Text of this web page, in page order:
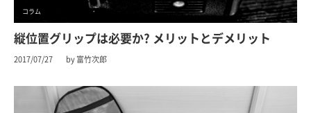
コラム
縦位置グリップは必要か? メリットとデメリット
2017/07/27 by 富竹次郎